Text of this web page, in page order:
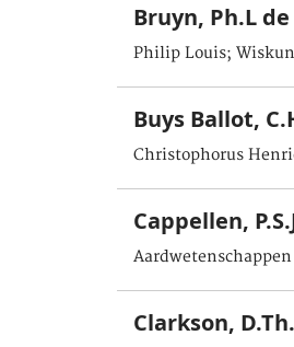
Bruyn, Ph.L de
Philip Louis;
Buys Ballot,
Christophorus
Cappellen,
Clarkson, D.Th.